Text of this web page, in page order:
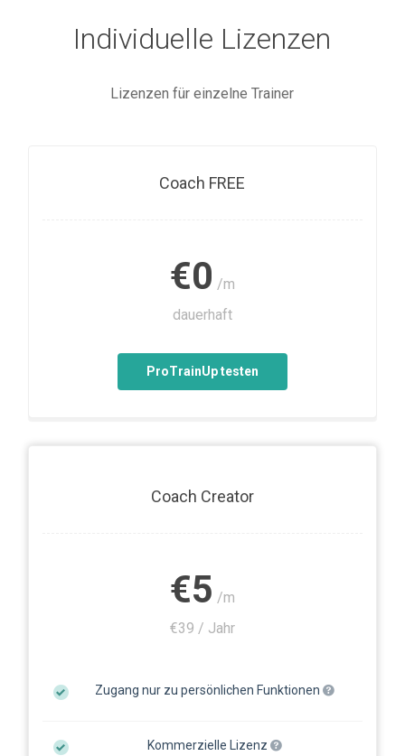
Individuelle Lizenzen
Lizenzen für einzelne Trainer
Coach FREE
€0 /m
dauerhaft
ProTrainUp testen
Coach Creator
€5 /m
€39 / Jahr
Zugang nur zu persönlichen Funktionen
Kommerzielle Lizenz